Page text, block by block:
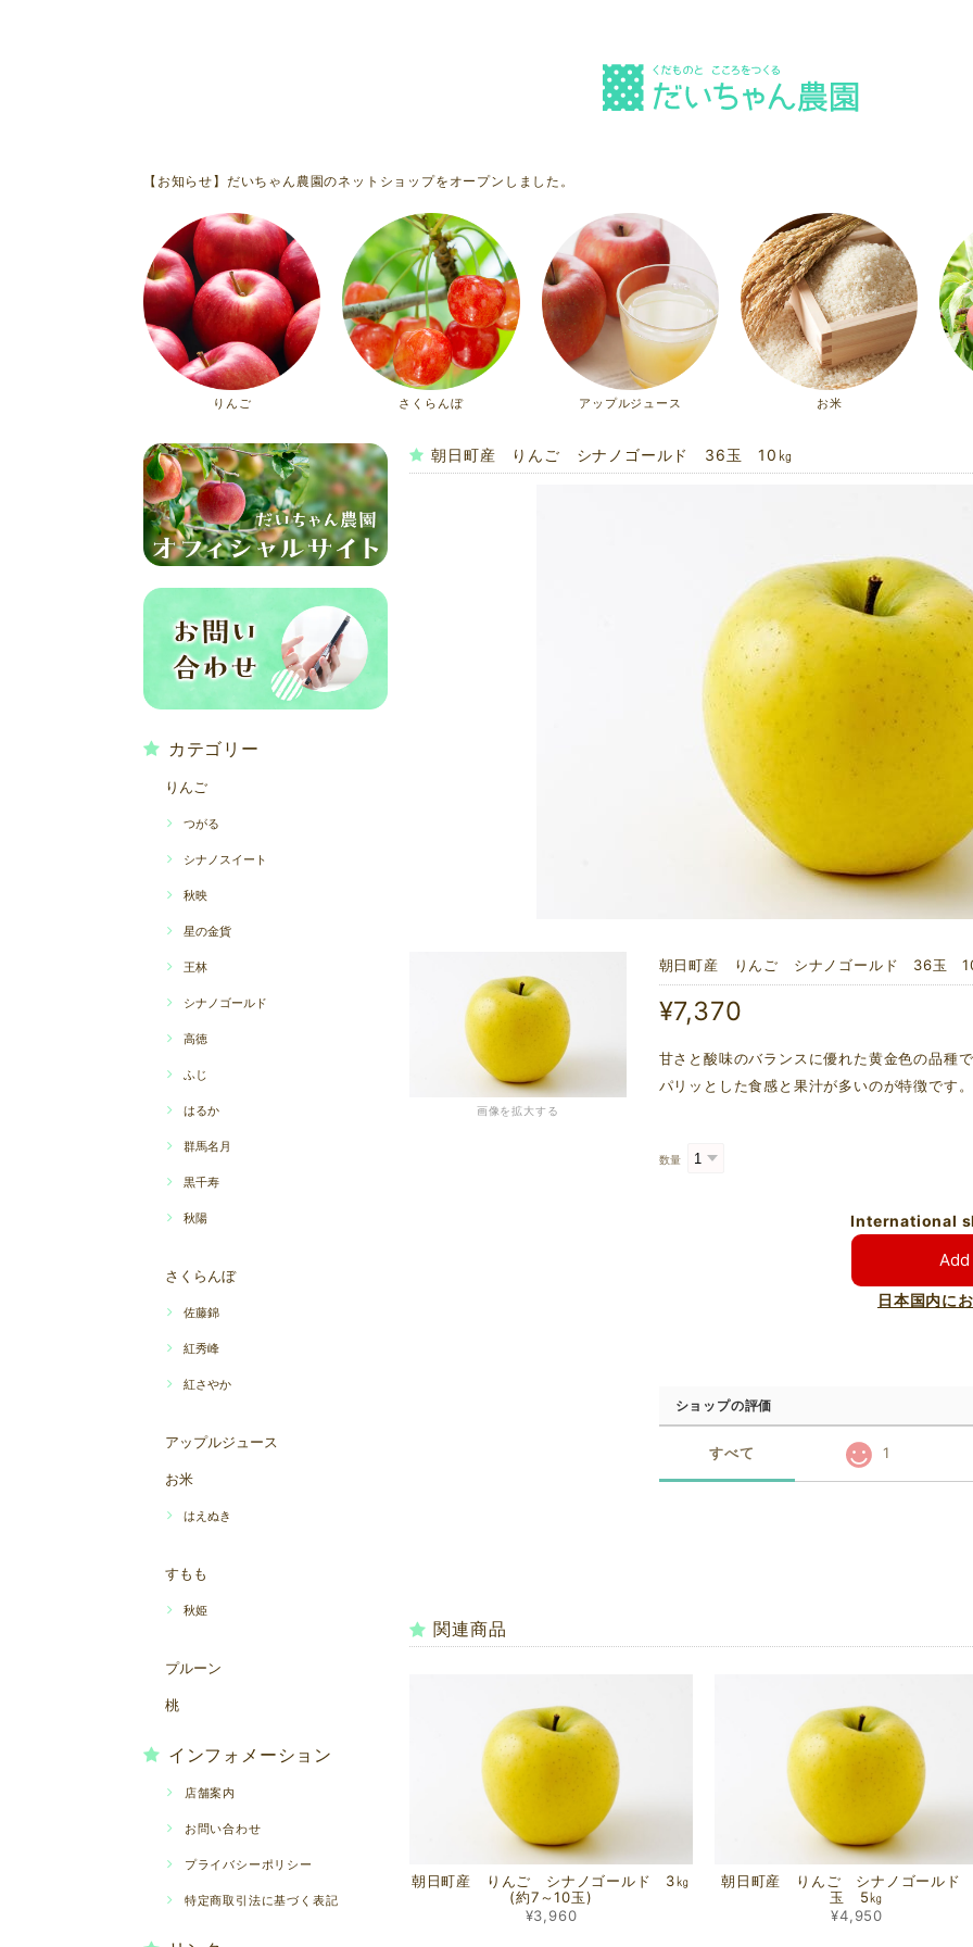
【お知らせ】だいちゃん農園のネットショップをオープンしました。
りんご さくらんぼ アップルジュース お米
カテゴリー
りんご
つがる
シナノスイート
秋映
星の金貨
王林
シナノゴールド
高徳
ふじ
はるか
群馬名月
黒千寿
秋陽
さくらんぼ
佐藤錦
紅秀峰
紅さやか
アップルジュース
お米
はえぬき
すもも
秋姫
プルーン
桃
インフォメーション
店舗案内
お問い合わせ
プライバシーポリシー
特定商取引法に基づく表記
朝日町産 りんご シナノゴールド 36玉 10㎏
画像を拡大する
朝日町産 りんご シナノゴールド 36玉
¥7,370
甘さと酸味のバランスに優れた黄金色の品種
パリッとした食感と果汁が多いのが特徴です。
数量
International
日本国内に
ショップの評価
すべて 1
関連商品
朝日町産 りんご シナノゴールド 3㎏
(約7～10玉)
¥3,960
朝日町産 りんご シナノゴールド
玉 5㎏
¥4,950